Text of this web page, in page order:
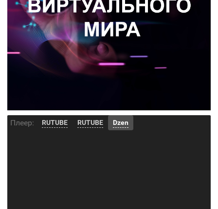
Плеер: RUTUBE RUTUBE Dzen